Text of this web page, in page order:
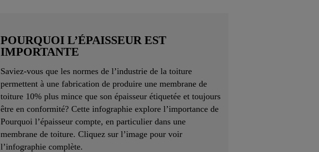
POURQUOI L’ÉPAISSEUR EST
IMPORTANTE
Saviez-vous que les normes de l’industrie de la toiture
permettent à une fabrication de produire une membrane de
toiture 10% plus mince que son épaisseur étiquetée et toujours
être en conformité? Cette infographie explore l’importance de
Pourquoi l’épaisseur compte, en particulier dans une
membrane de toiture. Cliquez sur l’image pour voir
l’infographie complète.